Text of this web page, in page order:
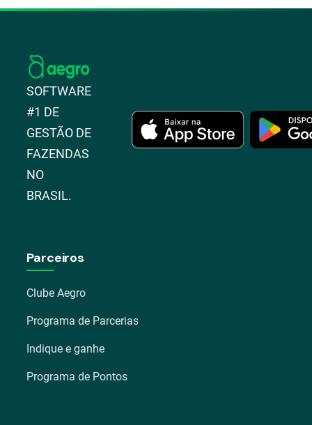
SOFTWARE
#1 DE
GESTÃO DE
FAZENDAS
NO
BRASIL.
Parceiros
Clube Aegro
Programa de Parcerias
Indique e ganhe
Programa de Pontos